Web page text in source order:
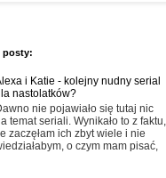
posty:
i Katie - kolejny nudny serial
nastolatków?
nie pojawiało się tutaj nic
temat seriali. Wynikało to z faktu,
zaczęłam ich zbyt wiele i nie
o czym mam pisać,